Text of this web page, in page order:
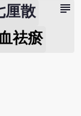
subject
厘散
祛瘀